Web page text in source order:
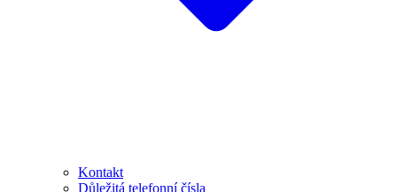
Kontakt
Důležitá telefonní čísla